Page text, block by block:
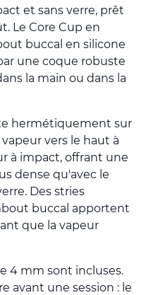
et sans verre, prêt
Le Core Cup en
buccal en silicone
une coque robuste
la main ou dans la
hermétiquement sur
vers le haut à
à impact, offrant une
dense qu'avec le
Des stries
buccal apportent
que la vapeur
4 mm sont incluses.
avant une session : le